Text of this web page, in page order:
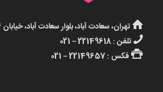
تهران، سعادت آباد، بلوار سعادت آباد، خیابان ۳۴ ام، پلاک ۷۶، واحد ۱۴
تلفن : 22149618 – 021
فکس : 22149657 – 021